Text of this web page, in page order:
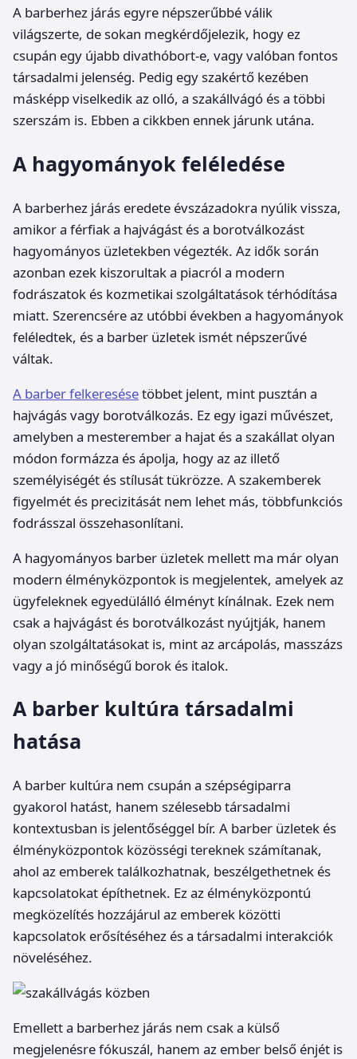
A barberhez járás egyre népszerűbbé válik
világszerte, de sokan megkérdőjelezik, hogy ez
csupán egy újabb divathóbort-e, vagy valóban fontos
társadalmi jelenség. Pedig egy szakértő kezében
másképp viselkedik az olló, a szakállvágó és a többi
szerszám is. Ebben a cikkben ennek járunk utána.
A hagyományok feléledése
A barberhez járás eredete évszázadokra nyúlik vissza,
amikor a férfiak a hajvágást és a borotválkozást
hagyományos üzletekben végezték. Az idők során
azonban ezek kiszorultak a piacról a modern
fodrászatok és kozmetikai szolgáltatások térhódítása
miatt. Szerencsére az utóbbi években a hagyományok
feléledtek, és a barber üzletek ismét népszerűvé
váltak.
A barber felkeresésetöbbet jelent, mint pusztán a
hajvágás vagy borotválkozás. Ez egy igazi művészet,
amelyben a mesterember a hajat és a szakállat olyan
módon formázza és ápolja, hogy az az illető
személyiségét és stílusát tükrözze. A szakemberek
figyelmét és precizitását nem lehet más, többfunkciós
fodrásszal összehasonlítani.
A hagyományos barber üzletek mellett ma már olyan
modern élményközpontok is megjelentek, amelyek az
ügyfeleknek egyedülálló élményt kínálnak. Ezek nem
csak a hajvágást és borotválkozást nyújtják, hanem
olyan szolgáltatásokat is, mint az arcápolás, masszázs
vagy a jó minőségű borok és italok.
A barber kultúra társadalmi
hatása
A barber kultúra nem csupán a szépségiparra
gyakorol hatást, hanem szélesebb társadalmi
kontextusban is jelentőséggel bír. A barber üzletek és
élményközpontok közösségi tereknek számítanak,
ahol az emberek találkozhatnak, beszélgethetnek és
kapcsolatokat építhetnek. Ez az élményközpontú
megközelítés hozzájárul az emberek közötti
kapcsolatok erősítéséhez és a társadalmi interakciók
növeléséhez.
Emellett a barberhez járás nem csak a külső
megjelenésre fókuszál, hanem az ember belső énjét is